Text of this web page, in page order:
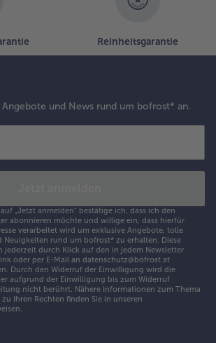
Reinheitsgarantie
und News rund um bofrost* an.
„Jetzt anmelden" bestätige ich, dass ich den
abonnieren möchte und willige ein, dass hierfür
verarbeitet wird um exklusive Angebote, tolle
Neuigkeiten rund um bofrost* zu erhalten. Diese
jederzeit durch Klick auf den in jedem Newsletter
oder per E-Mail an datenschutz@bofrost.at
Durch den Widerruf der Einwilligung wird die
aufgrund der Einwilligung bis zum Widerruf
nicht berührt. Nähere Informationen zum Thema
Ihren Rechten finden Sie in unseren
.